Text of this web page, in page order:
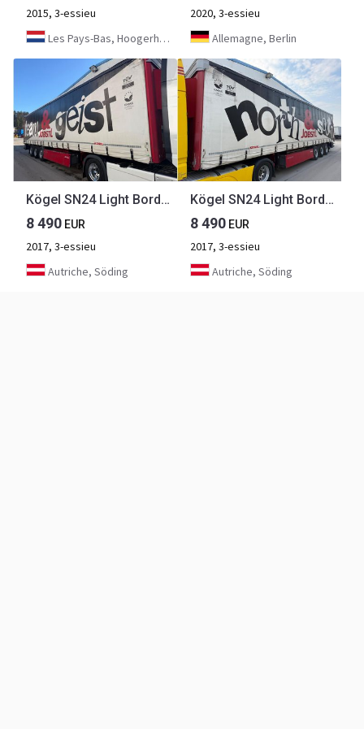
2015, 3-essieu
Les Pays-Bas, Hoogerheide
2020, 3-essieu
Allemagne, Berlin
Kögel SN24 Light Bordwand Lift XL-Code SAF
8 490 EUR
2017, 3-essieu
Autriche, Söding
Kögel SN24 Light Bordwand Lift XL-Code SAF
8 490 EUR
2017, 3-essieu
Autriche, Söding